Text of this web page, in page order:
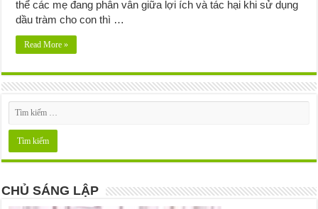
thể các mẹ đang phân vân giữa lợi ích và tác hại khi sử dụng
dầu tràm cho con thì …
Read More »
CHỦ SÁNG LẬP